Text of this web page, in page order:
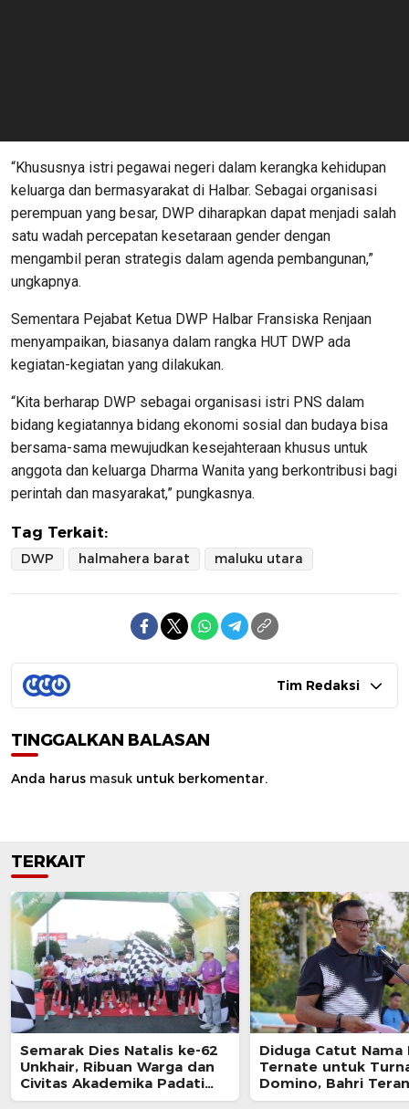
“Khususnya istri pegawai negeri dalam kerangka kehidupan
keluarga dan bermasyarakat di Halbar. Sebagai organisasi
perempuan yang besar, DWP diharapkan dapat menjadi salah
satu wadah percepatan kesetaraan gender dengan
mengambil peran strategis dalam agenda pembangunan,”
ungkapnya.
Sementara Pejabat Ketua DWP Halbar Fransiska Renjaan
menyampaikan, biasanya dalam rangka HUT DWP ada
kegiatan-kegiatan yang dilakukan.
“Kita berharap DWP sebagai organisasi istri PNS dalam
bidang kegiatannya bidang ekonomi sosial dan budaya bisa
bersama-sama mewujudkan kesejahteraan khusus untuk
anggota dan keluarga Dharma Wanita yang berkontribusi bagi
perintah dan masyarakat,” pungkasnya.
Tag Terkait:
DWP halmahera barat maluku utara
Tim Redaksi
TINGGALKAN BALASAN
Anda harus masuk untuk berkomentar.
TERKAIT
Semarak Dies Natalis ke-62
Unkhair, Ribuan Warga dan
Civitas Akademika Padati
Fun Run-Fun Walk
Diduga Catut Nama
Ternate untuk
Domino, Bahri
Diproses Hukum